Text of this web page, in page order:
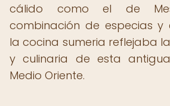
cálido como el de
combinación de especias y
la cocina sumeria reflejaba
y culinaria de esta
Medio Oriente.